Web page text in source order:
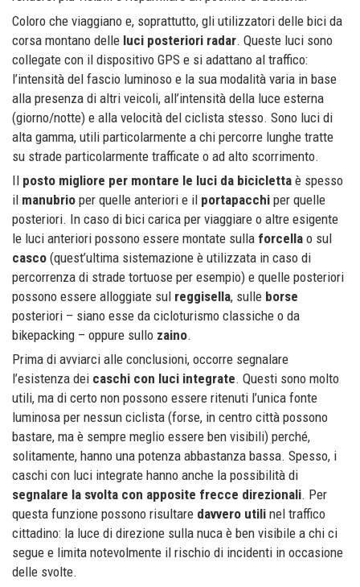
Coloro che viaggiano e, soprattutto, gli utilizzatori delle bici da
corsa montano delle luci posteriori radar. Queste luci sono
collegate con il dispositivo GPS e si adattano al traffico:
l’intensità del fascio luminoso e la sua modalità varia in base
alla presenza di altri veicoli, all’intensità della luce esterna
(giorno/notte) e alla velocità del ciclista stesso. Sono luci di
alta gamma, utili particolarmente a chi percorre lunghe tratte
su strade particolarmente trafficate o ad alto scorrimento.
Il posto migliore per montare le luci da bicicletta è spesso
il manubrio per quelle anteriori e il portapacchi per quelle
posteriori. In caso di bici carica per viaggiare o altre esigente
le luci anteriori possono essere montate sulla forcella o sul
casco (quest’ultima sistemazione è utilizzata in caso di
percorrenza di strade tortuose per esempio) e quelle posteriori
possono essere alloggiate sul reggisella, sulle borse
posteriori – siano esse da cicloturismo classiche o da
bikepacking – oppure sullo zaino.
Prima di avviarci alle conclusioni, occorre segnalare
l’esistenza dei caschi con luci integrate. Questi sono molto
utili, ma di certo non possono essere ritenuti l’unica fonte
luminosa per nessun ciclista (forse, in centro città possono
bastare, ma è sempre meglio essere ben visibili) perché,
solitamente, hanno una potenza abbastanza bassa. Spesso, i
caschi con luci integrate hanno anche la possibilità di
segnalare la svolta con apposite frecce direzionali. Per
questa funzione possono risultare davvero utili nel traffico
cittadino: la luce di direzione sulla nuca è ben visibile a chi ci
segue e limita notevolmente il rischio di incidenti in occasione
delle svolte.